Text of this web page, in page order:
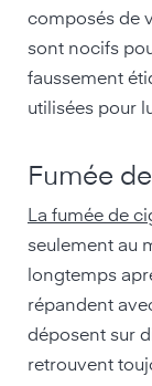
composés de
sont nocifs
faussement
utilisées pour
Fumée
La fumée de
seulement au
longtemps
répandent
déposent sur
retrouvent